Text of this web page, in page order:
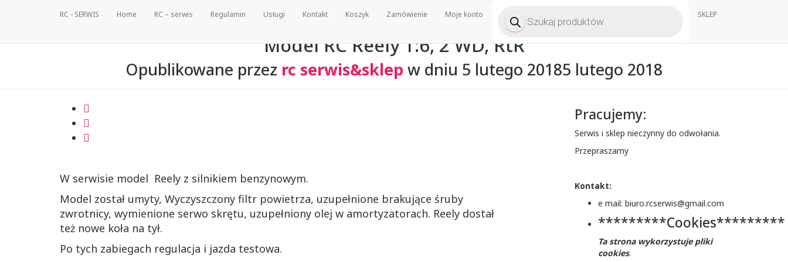
RC - SERWIS Home RC – serwis Regulamin Usługi Kontakt Koszyk Zamówienie Moje konto Wyszukiwarka
produktów SKLEP
Model RC Reely 1:6, 2 WD, RtR
Opublikowane przez rc serwis&sklep w dniu 5 lutego 20185 lutego 2018
W serwisie model Reely z silnikiem benzynowym.
Model został umyty, Wyczyszczony filtr powietrza, uzupełnione brakujące śruby
zwrotnicy, wymienione serwo skrętu, uzupełniony olej w amortyzatorach. Reely dostał
też nowe koła na tył.
Po tych zabiegach regulacja i jazda testowa.
Pracujemy:
Serwis i sklep nieczynny do odwołania.
Przepraszamy
Kontakt:
e mail: biuro.rcserwis@gmail.com
*********Cookies*********
Ta strona wykorzystuje pliki
cookies.